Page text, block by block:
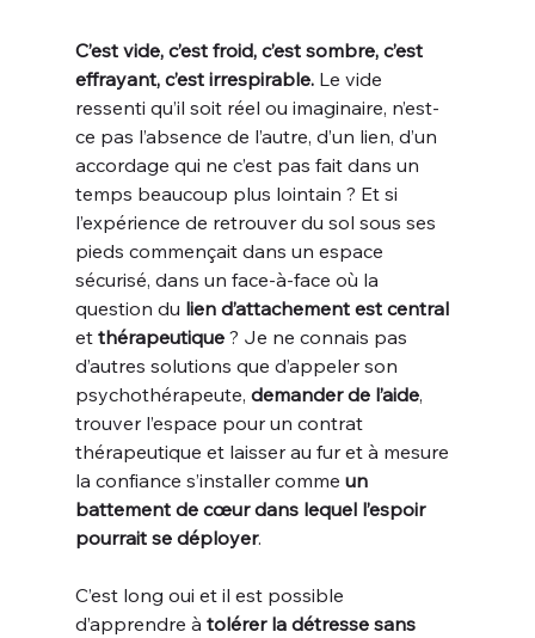
C’est vide, c’est froid, c’est sombre, c’est
effrayant, c’est irrespirable. Le vide
ressenti qu’il soit réel ou imaginaire, n’est-
ce pas l’absence de l’autre, d’un lien, d’un
accordage qui ne c’est pas fait dans un
temps beaucoup plus lointain ? Et si
l’expérience de retrouver du sol sous ses
pieds commençait dans un espace
sécurisé, dans un face-à-face où la
question du lien d’attachement est central
et thérapeutique ? Je ne connais pas
d’autres solutions que d’appeler son
psychothérapeute, demander de l’aide,
trouver l’espace pour un contrat
thérapeutique et laisser au fur et à mesure
la confiance s’installer comme un
battement de cœur dans lequel l’espoir
pourrait se déployer.
C’est long oui et il est possible
d’apprendre à tolérer la détresse sans